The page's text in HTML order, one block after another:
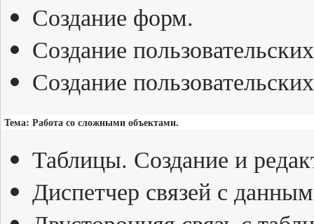
Создание форм.
Создание
Создание
Тема: Работа со сложными объектами.
Таблицы. Создание и
Диспетчер связей с